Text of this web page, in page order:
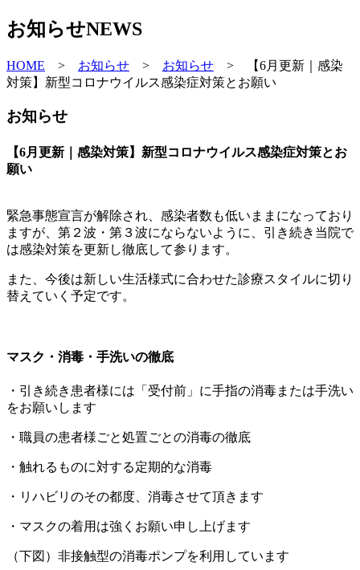
お知らせNEWS
HOME > お知らせ > お知らせ >
【6月更新｜感染
対策】新型コロナウイルス感染症対策とお願い
お知らせ
【6月更新｜感染対策】新型コロナウイルス感染症対策とお
願い
緊急事態宣言が解除され、感染者数も低いままになっており
ますが、第２波・第３波にならないように、引き続き当院で
は感染対策を更新し徹底して参ります。
また、今後は新しい生活様式に合わせた診療スタイルに切り
替えていく予定です。
マスク・消毒・手洗いの徹底
・引き続き患者様には「受付前」に手指の消毒または手洗い
をお願いします
・職員の患者様ごと処置ごとの消毒の徹底
・触れるものに対する定期的な消毒
・リハビリのその都度、消毒させて頂きます
・マスクの着用は強くお願い申し上げます
（下図）非接触型の消毒ポンプを利用しています